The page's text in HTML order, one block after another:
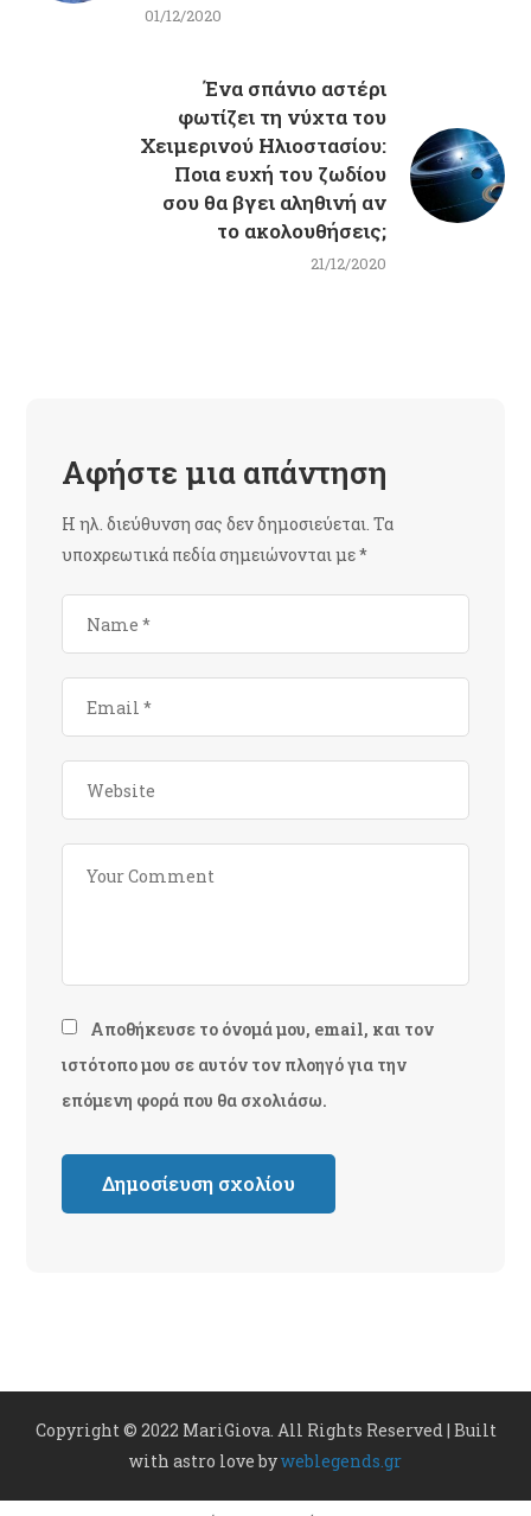
01/12/2020
Ένα σπάνιο αστέρι
φωτίζει τη νύχτα του
Χειμερινού Ηλιοστασίου:
Ποια ευχή του ζωδίου
σου θα βγει αληθινή αν
το ακολουθήσεις;
21/12/2020
Αφήστε μια απάντηση
Η ηλ. διεύθυνση σας δεν δημοσιεύεται. Τα
υποχρεωτικά πεδία σημειώνονται με*
Αποθήκευσε το όνομά μου, email, και τον
ιστότοπο μου σε αυτόν τον πλοηγό για την
επόμενη φορά που θα σχολιάσω.
Copyright © 2022 MariGiova. All Rights Reserved | Built
with astro love byweblegends.gr